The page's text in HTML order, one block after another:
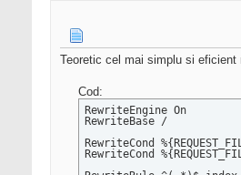
Teoretic cel mai simplu si
Cod:
RewriteEngine On
RewriteBase /
RewriteCond
RewriteCond